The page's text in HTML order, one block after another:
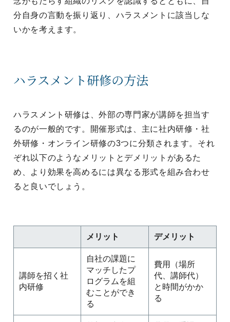
分自身の言動を振り返り、ハラスメントに該当しな
いかを考えます。
ハラスメント研修の方法
ハラスメント研修は、外部の専門家が講師を担当す
るのが一般的です。開催形式は、主に社内研修・社
外研修・オンライン研修の3つに分類されます。それ
ぞれ以下のようなメリットとデメリットがあるた
め、より効果を高めるには異なる形式を組み合わせ
ると良いでしょう。
メリット デメリット
講師を招く社
内研修
自社の課題に
マッチしたプ
ログラムを組
むことができ
る
費用（場所
代、講師代）
と時間がかか
る